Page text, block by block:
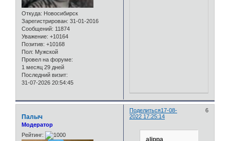
Откуда: Новосибирск
Зарегистрирован: 31-01-2016
Сообщений: 11874
Уважение: +10164
Позитив: +10168
Пол: Мужской
Провел на форуме:
1 месяц 29 дней
Последний визит:
31-07-2026 20:54:45
Поделиться 6
17-08-
2022 17:25:14
Палыч
Модератор
Рейтинг:
alippa